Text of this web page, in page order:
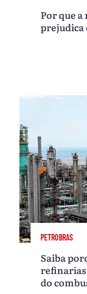
Por que
prejudica
PETROBRAS
Saiba
do